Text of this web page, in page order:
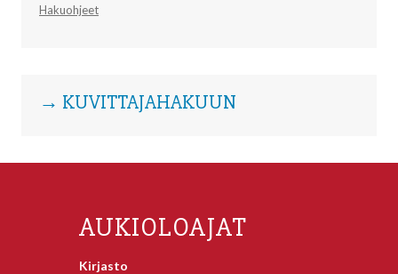
Hakuohjeet
→ KUVITTAJAHAKUUN
AUKIOLOAJAT
Kirjasto